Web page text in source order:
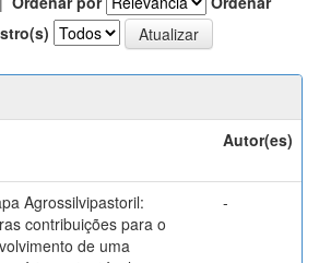
Autor(es)
Agrossilvipastoril:
contribuições para o
de uma
-